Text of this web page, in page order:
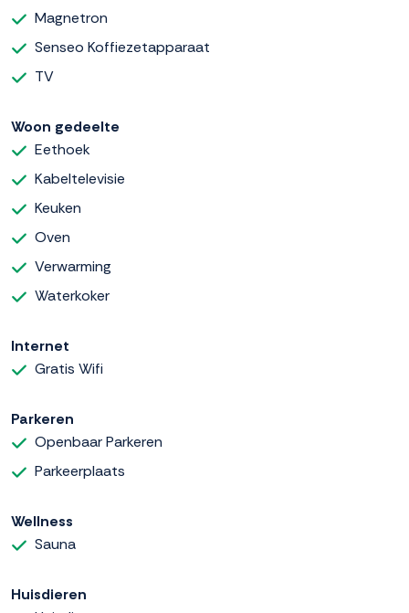
Magnetron
Senseo Koffiezetapparaat
TV
Woon gedeelte
Eethoek
Kabeltelevisie
Keuken
Oven
Verwarming
Waterkoker
Internet
Gratis Wifi
Parkeren
Openbaar Parkeren
Parkeerplaats
Wellness
Sauna
Huisdieren